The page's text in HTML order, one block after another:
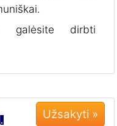
galėsite dirbti